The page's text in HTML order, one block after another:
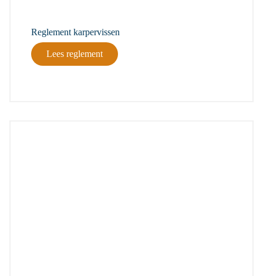
Reglement karpervissen
Lees reglement